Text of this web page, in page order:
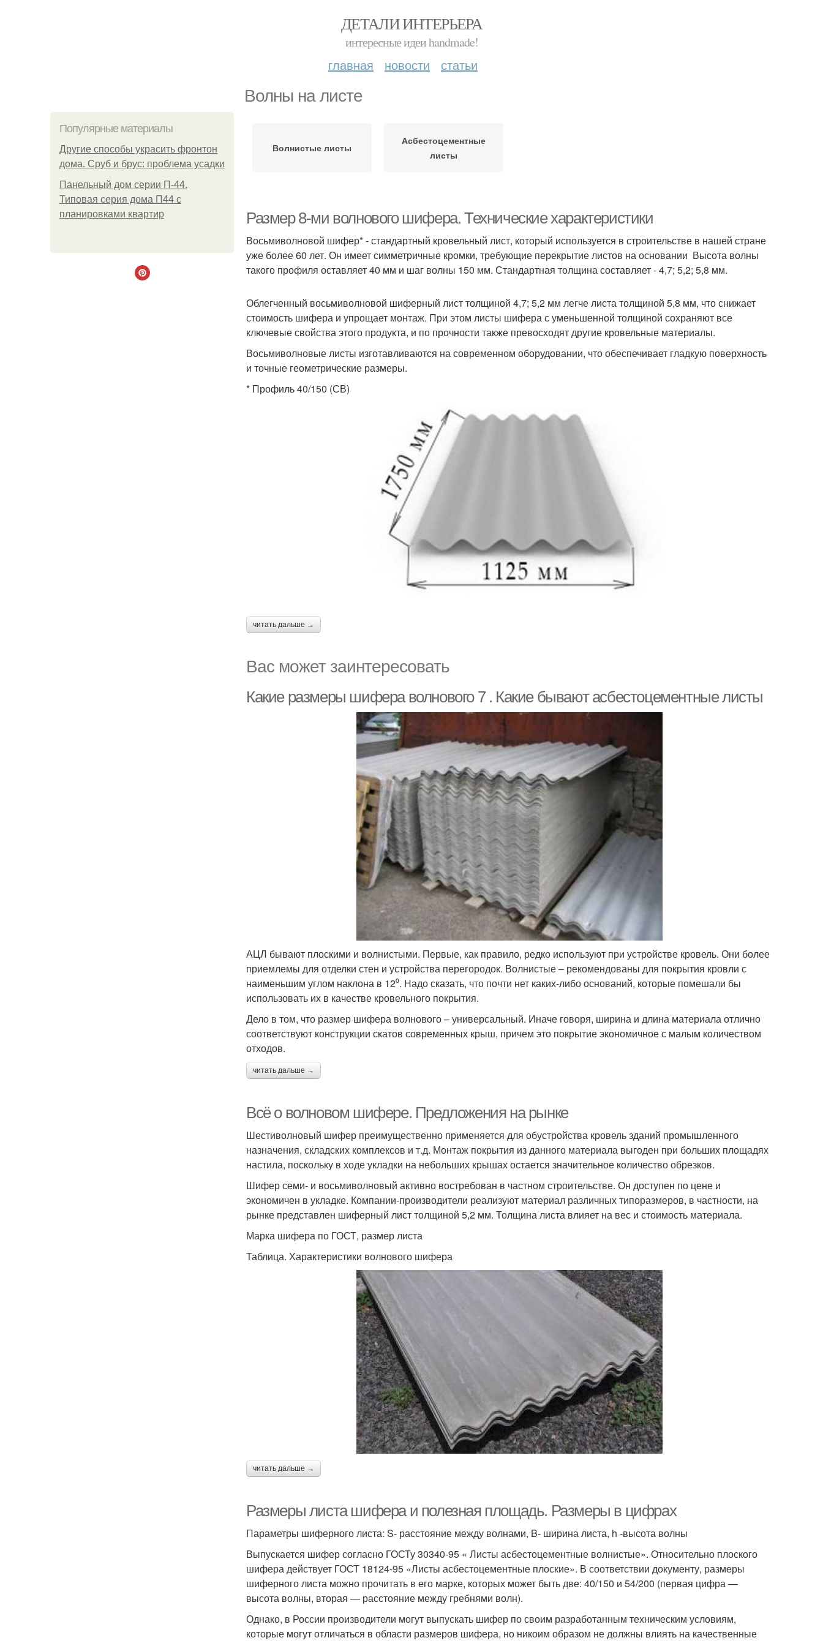
ДЕТАЛИ ИНТЕРЬЕРА
интересные идеи handmade!
главная новости статьи
Волны на листе
Популярные материалы
Другие способы украсить фронтон
дома. Сруб и брус: проблема усадки
Панельный дом серии П-44.
Типовая серия дома П44 с
планировками квартир
Волнистые листы
Асбестоцементные
листы
Размер 8-ми волнового шифера. Технические характеристики
Восьмиволновой шифер* - стандартный кровельный лист, который используется в строительстве в нашей стране
уже более 60 лет. Он имеет симметричные кромки, требующие перекрытие листов на основании Высота волны
такого профиля оставляет 40 мм и шаг волны 150 мм. Стандартная толщина составляет - 4,7; 5,2; 5,8 мм.
Облегченный восьмиволновой шиферный лист толщиной 4,7; 5,2 мм легче листа толщиной 5,8 мм, что снижает
стоимость шифера и упрощает монтаж. При этом листы шифера с уменьшенной толщиной сохраняют все
ключевые свойства этого продукта, и по прочности также превосходят другие кровельные материалы.
Восьмиволновые листы изготавливаются на современном оборудовании, что обеспечивает гладкую поверхность
и точные геометрические размеры.
* Профиль 40/150 (СВ)
читать дальше →
Вас может заинтересовать
Какие размеры шифера волнового 7 . Какие бывают асбестоцементные листы
АЦЛ бывают плоскими и волнистыми. Первые, как правило, редко используют при устройстве кровель. Они более
приемлемы для отделки стен и устройства перегородок. Волнистые – рекомендованы для покрытия кровли с
наименьшим углом наклона в 12⁰. Надо сказать, что почти нет каких-либо оснований, которые помешали бы
использовать их в качестве кровельного покрытия.
Дело в том, что размер шифера волнового – универсальный. Иначе говоря, ширина и длина материала отлично
соответствуют конструкции скатов современных крыш, причем это покрытие экономичное с малым количеством
отходов.
читать дальше →
Всё о волновом шифере. Предложения на рынке
Шестиволновый шифер преимущественно применяется для обустройства кровель зданий промышленного
назначения, складских комплексов и т.д. Монтаж покрытия из данного материала выгоден при больших площадях
настила, поскольку в ходе укладки на небольших крышах остается значительное количество обрезков.
Шифер семи- и восьмиволновый активно востребован в частном строительстве. Он доступен по цене и
экономичен в укладке. Компании-производители реализуют материал различных типоразмеров, в частности, на
рынке представлен шиферный лист толщиной 5,2 мм. Толщина листа влияет на вес и стоимость материала.
Марка шифера по ГОСТ, размер листа
Таблица. Характеристики волнового шифера
читать дальше →
Размеры листа шифера и полезная площадь. Размеры в цифрах
Параметры шиферного листа: S- расстояние между волнами, B- ширина листа, h -высота волны
Выпускается шифер согласно ГОСТу 30340-95 « Листы асбестоцементные волнистые». Относительно плоского
шифера действует ГОСТ 18124-95 «Листы асбестоцементные плоские». В соответствии документу, размеры
шиферного листа можно прочитать в его марке, которых может быть две: 40/150 и 54/200 (первая цифра —
высота волны, вторая — расстояние между гребнями волн).
Однако, в России производители могут выпускать шифер по своим разработанным техническим условиям,
которые могут отличаться в области размеров шифера, но никоим образом не должны влиять на качественные